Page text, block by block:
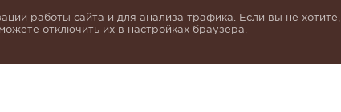
работы сайта и для анализа трафика. Если вы не хотите,
отключить их в настройках браузера.